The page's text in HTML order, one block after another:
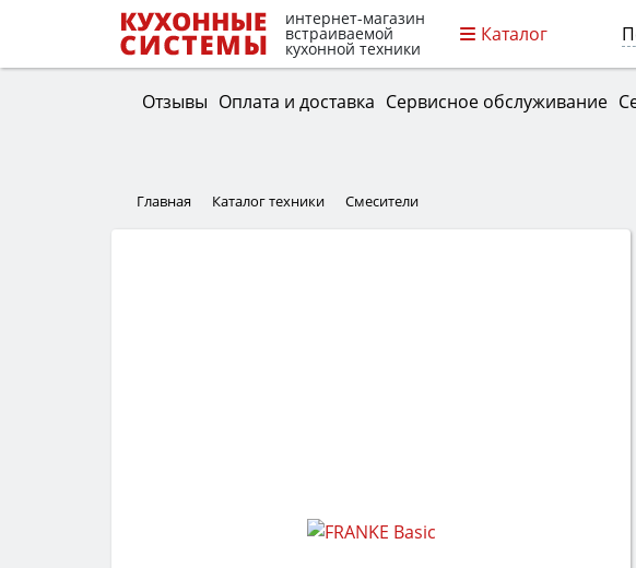
интернет-магазин
встраиваемой
кухонной техники
Каталог
Отзывы Оплата и доставка Сервисное обслуживание
Главная Каталог техники Смесители